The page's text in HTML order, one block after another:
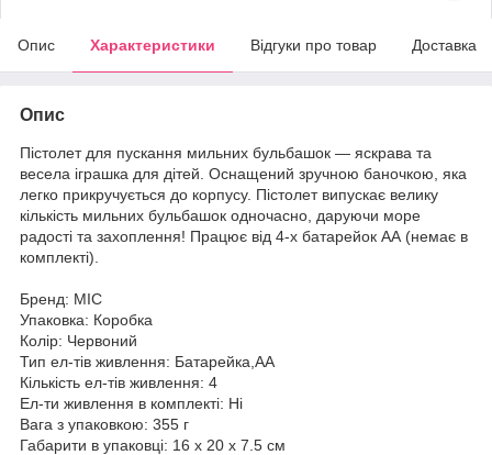
Опис Характеристики Відгуки про товар Доставка
Опис
Пістолет для пускання мильних бульбашок — яскрава та
весела іграшка для дітей. Оснащений зручною баночкою, яка
легко прикручується до корпусу. Пістолет випускає велику
кількість мильних бульбашок одночасно, даруючи море
радості та захоплення! Працює від 4-х батарейок АА (немає в
комплекті).
Бренд: MIC
Упаковка: Коробка
Колір: Червоний
Тип ел-тів живлення: Батарейка,АА
Кількість ел-тів живлення: 4
Ел-ти живлення в комплекті: Ні
Вага з упаковкою: 355 г
Габарити в упаковці: 16 x 20 x 7.5 см